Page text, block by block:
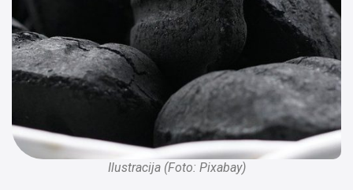
Ilustracija (Foto: Pixabay)